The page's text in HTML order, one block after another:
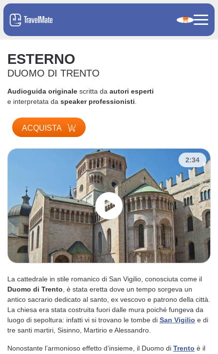
ESTERNO
DUOMO DI TRENTO
Audioguida originale scritta da autori esperti
e interpretata da speaker professionisti
ACQUISTA
2:34
La cattedrale in stile romanico di San Vigilio, conosciuta come il
Duomo di Trento , è stata eretta dove un tempo sorgeva un
antico sacrario dedicato al santo, ex vescovo e patrono della città.
La chiesa era stata costruita fuori dalle mura poiché fungeva da
luogo di sepoltura: infatti vi si trovano le tombe di San Vigilio e di
tre santi martiri, Sisinno, Martirio e Alessandro.
Nonostante l’armonioso effetto d’insieme, il Duomo di Trento è il